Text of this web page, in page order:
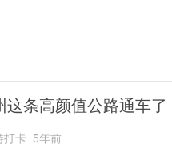
条高颜值公路通车了
打卡 5年前